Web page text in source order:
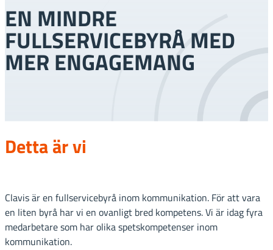
EN MINDRE
FULLSERVICEBYRÅ MED
MER ENGAGEMANG
Detta är vi
Clavis är en fullservicebyrå inom kommunikation. För att vara
en liten byrå har vi en ovanligt bred kompetens. Vi är idag fyra
medarbetare som har olika spetskompetenser inom
kommunikation.